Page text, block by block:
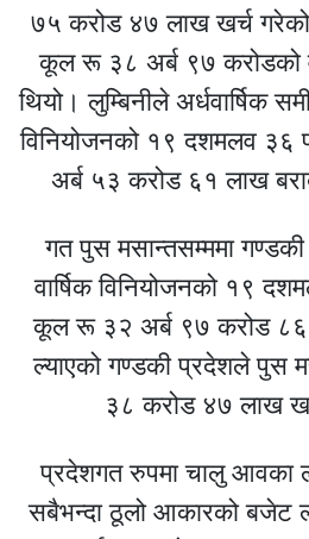
७५ करोड ४७ लाख खर्च
कूल रू ३८ अर्ब ९७ करोडको
थियो। लुम्बिनीले अर्धवार्षिक
विनियोजनको १९ दशमलव ३६
अर्ब ५३ करोड ६१ लाख
गत पुस मसान्तसम्ममा
वार्षिक विनियोजनको १९
कूल रू ३२ अर्ब ९७ करोड ८६
ल्याएको गण्डकी प्रदेशले पुस
३८ करोड ४७ लाख
प्रदेशगत रुपमा चालु आवका
सबैभन्दा ठूलो आकारको बजेट